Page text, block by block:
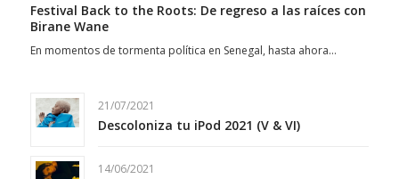
Festival Back to the Roots: De regreso a las raíces con
Birane Wane
En momentos de tormenta política en Senegal, hasta ahora…
21/07/2021
Descoloniza tu iPod 2021 (V & VI)
14/06/2021